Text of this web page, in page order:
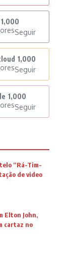
1,000
Seguir
1,000
Seguir
1,000
Seguir
“Rá-Tim-
de video
Elton John,
cartaz no